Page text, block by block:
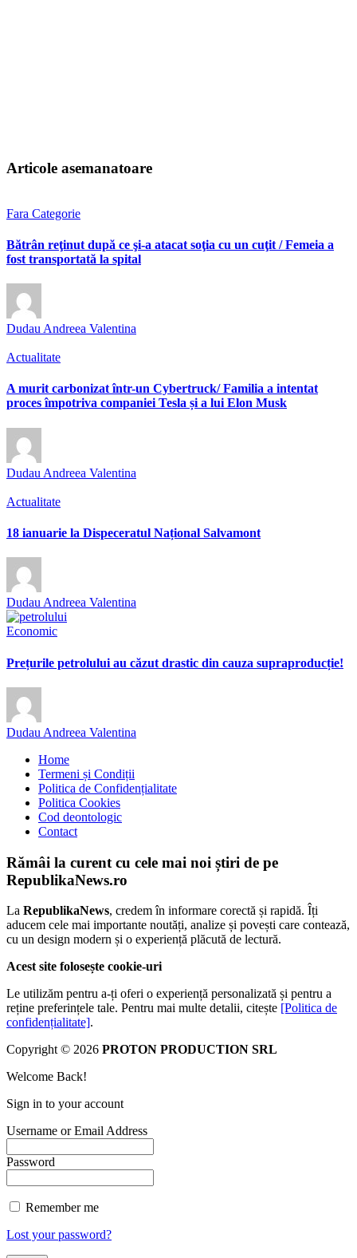
Articole asemanatoare
Fara Categorie
Bătrân reţinut după ce şi-a atacat soţia cu un cuţit / Femeia a
fost transportată la spital
Dudau Andreea Valentina
Actualitate
A murit carbonizat într-un Cybertruck/ Familia a intentat
proces împotriva companiei Tesla și a lui Elon Musk
Dudau Andreea Valentina
Actualitate
18 ianuarie la Dispeceratul Național Salvamont
Dudau Andreea Valentina
Economic
Prețurile petrolului au căzut drastic din cauza supraproducție!
Dudau Andreea Valentina
Home
Termeni și Condiții
Politica de Confidențialitate
Politica Cookies
Cod deontologic
Contact
Rămâi la curent cu cele mai noi știri de pe
RepublikaNews.ro
La RepublikaNews, credem în informare corectă și rapidă. Îți
aducem cele mai importante noutăți, analize și povești care contează,
cu un design modern și o experiență plăcută de lectură.
Acest site folosește cookie-uri
Le utilizăm pentru a-ți oferi o experiență personalizată și pentru a
reține preferințele tale. Pentru mai multe detalii, citește [Politica de
confidențialitate].
Copyright © 2026 PROTON PRODUCTION SRL
Welcome Back!
Sign in to your account
Username or Email Address
Password
Remember me
Lost your password?